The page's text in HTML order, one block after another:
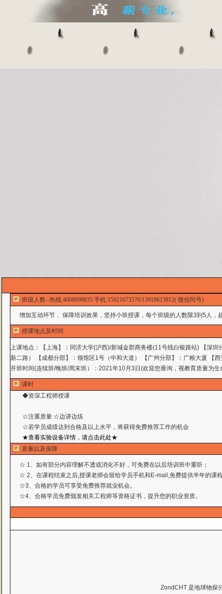
班级人数--热线:4008699035 手机:15921673576/13918613812( 微信同号)
增加互动环节， 保障培训效果，坚持小班授课，每个班级的人数限3到5人，
授课地点及时间
上课地点：
【上海】：同济大学(沪西)/新城金郡商务楼(11号线白银路站) 【深
新二路） 【成都分部】：领馆区1号（中和大道） 【广州分部】：广粮大厦 【
开班时间(连续班/晚班/周末班）：2021年10月3日(欢迎您垂询，视教育质量为生
课时
◆资深工程师授课
☆注重质量 ☆边讲边练
☆若学员成绩达到合格及以上水平，将获得免费推荐工作的机会
★查看实验设备详情，请点击此处★
质量以及保障
☆ 1、如有部分内容理解不透或消化不好，可免费在以后培训班中重听；
☆ 2、在课程结束之后,授课老师会留给学员手机和E-mail,免费提供半年的课
☆3、合格的学员可享受免费推荐就业机会。
☆4、合格学员免费颁发相关工程师等资格证书，提升您的职业资质。
ZondCHT 是地球物探